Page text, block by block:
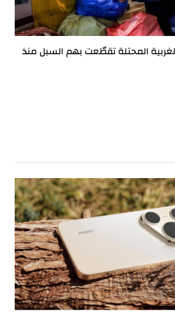
المحتلة تقطّعت بهم السبل منذ